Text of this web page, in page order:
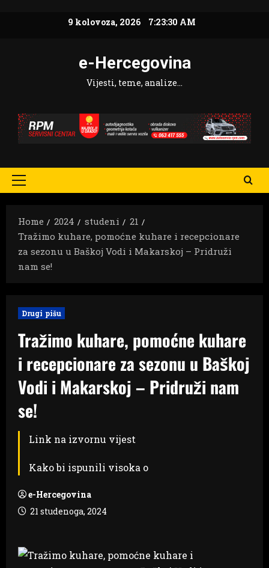
9 kolovoza, 2026 7:23:32 AM
e-Hercegovina
Vijesti, teme, analize…
Primary
Home
2024 studeni
21
Tražimo kuhare, pomoćne kuhare i recepcionare
za sezonu u Baškoj Vodi i Makarskoj – Pridruži
nam se!
Drugi pišu
Tražimo kuhare, pomoćne kuhare
i recepcionare za sezonu u Baškoj
Vodi i Makarskoj – Pridruži nam
se!
Link na izvornu vijest
Kako bi ispunili visoka o
e-Hercegovina
21 studenoga, 2024